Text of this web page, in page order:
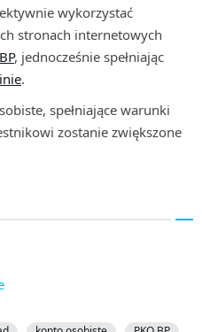
wykorzystać
stronach internetowych
, jednocześnie spełniając
.
spełniające warunki
zostanie zwiększone